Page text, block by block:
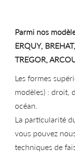
Parmi nos
ERQUY,
TREGOR,
Les formes
modèles) : droit,
océan.
La particularité
vous pouvez
techniques de